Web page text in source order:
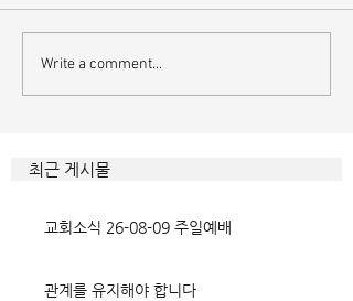
Write a comment...
최근 게시물
교회소식 26-08-09 주일예배
관계를 유지해야 합니다